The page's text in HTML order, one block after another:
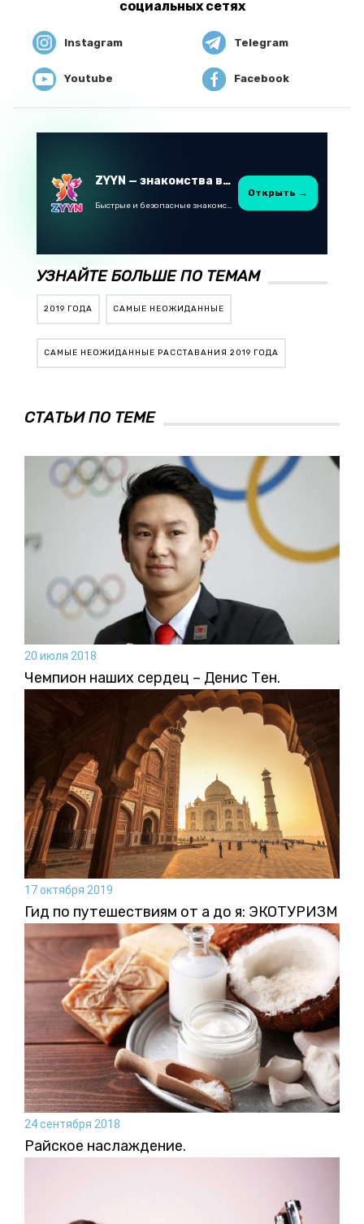
социальных сетях
Instagram Telegram
Youtube Facebook
ZYYN — знакомства в Казахстане
Быстрые и безопасные знакомства в Telegram
Открыть →
УЗНАЙТЕ БОЛЬШЕ ПО ТЕМАМ
2019 ГОДА САМЫЕ НЕОЖИДАННЫЕ
САМЫЕ НЕОЖИДАННЫЕ РАССТАВАНИЯ 2019 ГОДА
СТАТЬИ ПО ТЕМЕ
20 июля 2018
Чемпион наших сердец – Денис Тен.
17 октября 2019
Гид по путешествиям от а до я: ЭКОТУРИЗМ
24 сентября 2018
Райское наслаждение.